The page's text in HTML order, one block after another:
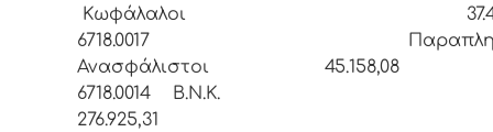
Κωφάλαλοι
6718.0017
Ανασφάλιστοι 45.158,08
6718.0014
276.925,31